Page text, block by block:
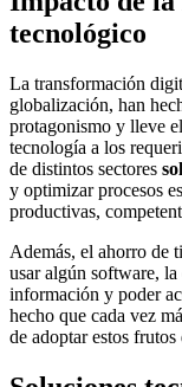
tecnológico
La transformación
globalización, han
protagonismo y lleve
tecnología a los
de distintos sectores
y optimizar procesos
productivas,
Además, el ahorro de
usar algún software, la
información y poder
hecho que cada vez
de adoptar estos frutos